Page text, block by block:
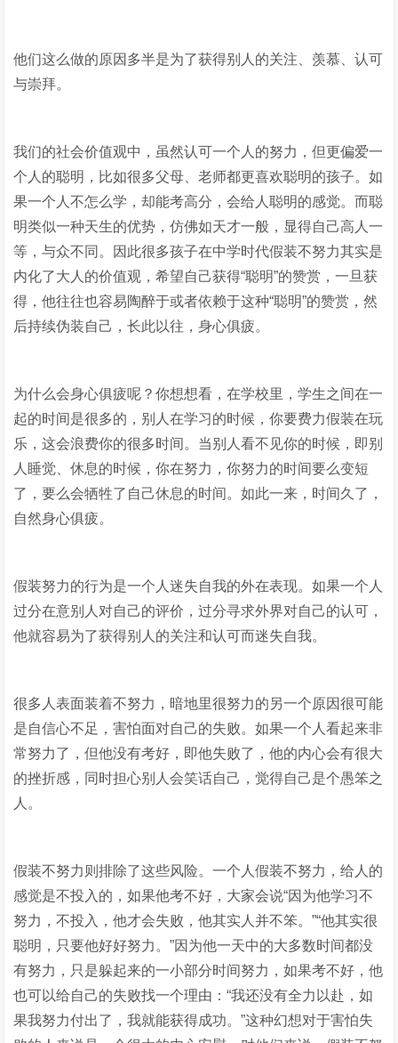
他们这么做的原因多半是为了获得别人的关注、羡慕、认可
与崇拜。
我们的社会价值观中，虽然认可一个人的努力，但更偏爱一
个人的聪明，比如很多父母、老师都更喜欢聪明的孩子。如
果一个人不怎么学，却能考高分，会给人聪明的感觉。而聪
明类似一种天生的优势，仿佛如天才一般，显得自己高人一
等，与众不同。因此很多孩子在中学时代假装不努力其实是
内化了大人的价值观，希望自己获得“聪明”的赞赏，一旦获
得，他往往也容易陶醉于或者依赖于这种“聪明”的赞赏，然
后持续伪装自己，长此以往，身心俱疲。
为什么会身心俱疲呢？你想想看，在学校里，学生之间在一
起的时间是很多的，别人在学习的时候，你要费力假装在玩
乐，这会浪费你的很多时间。当别人看不见你的时候，即别
人睡觉、休息的时候，你在努力，你努力的时间要么变短
了，要么会牺牲了自己休息的时间。如此一来，时间久了，
自然身心俱疲。
假装努力的行为是一个人迷失自我的外在表现。如果一个人
过分在意别人对自己的评价，过分寻求外界对自己的认可，
他就容易为了获得别人的关注和认可而迷失自我。
很多人表面装着不努力，暗地里很努力的另一个原因很可能
是自信心不足，害怕面对自己的失败。如果一个人看起来非
常努力了，但他没有考好，即他失败了，他的内心会有很大
的挫折感，同时担心别人会笑话自己，觉得自己是个愚笨之
人。
假装不努力则排除了这些风险。一个人假装不努力，给人的
感觉是不投入的，如果他考不好，大家会说“因为他学习不
努力，不投入，他才会失败，他其实人并不笨。”“他其实很
聪明，只要他好好努力。”因为他一天中的大多数时间都没
有努力，只是躲起来的一小部分时间努力，如果考不好，他
也可以给自己的失败找一个理由：“我还没有全力以赴，如
果我努力付出了，我就能获得成功。”这种幻想对于害怕失